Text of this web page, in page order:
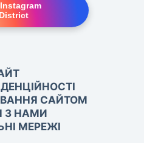
САЙТОМ
З НАМИ
МЕРЕЖІ